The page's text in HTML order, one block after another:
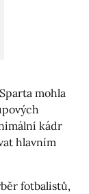
mohla
kádr
hlavním
fotbalistů,